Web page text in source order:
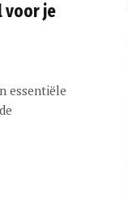
voor je
essentiële